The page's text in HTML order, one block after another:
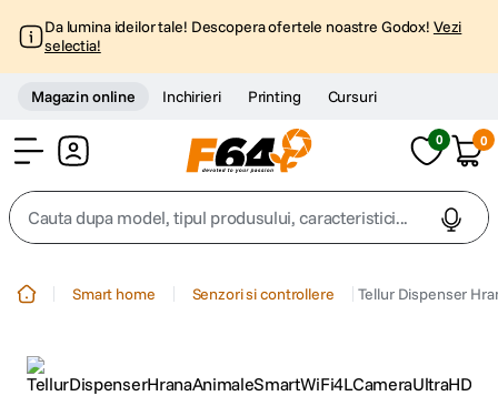
Da lumina ideilor tale! Descopera ofertele noastre Godox! Vezi
selectia!
Magazin online Inchirieri Printing Cursuri
0 0
Cauta dupa model, tipul produsului, caracteristici...
2. trepied
Smart home Senzori si controllere Tellur Dispenser